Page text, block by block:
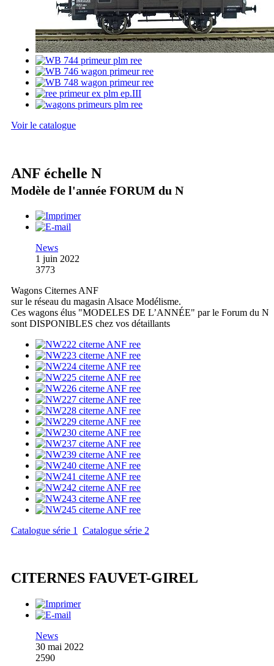
Voir le catalogue
ANF échelle N
Modèle de l'année FORUM du N
News
1 juin 2022
3773
Wagons Citernes ANF
sur le réseau du magasin Alsace Modélisme.
Ces wagons élus "MODELES DE L’ANNÉE" par le Forum du N
sont DISPONIBLES chez vos détaillants
Catalogue série 1 Catalogue série 2
CITERNES FAUVET-GIREL
News
30 mai 2022
2590